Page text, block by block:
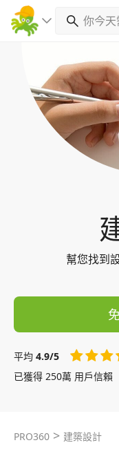
幫您找到
平均 4.9/5
已獲得 250萬 用戶信賴
PRO360 > 建築設計